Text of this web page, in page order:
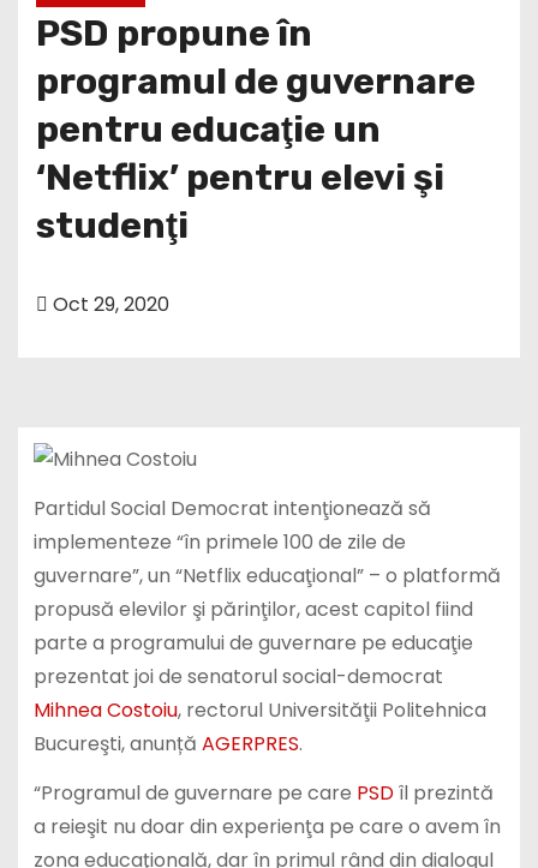
PSD propune în
programul de guvernare
pentru educaţie un
‘Netflix’ pentru elevi şi
studenţi
Oct 29, 2020
Partidul Social Democrat intenţionează să
implementeze “în primele 100 de zile de
guvernare”, un “Netflix educaţional” – o platformă
propusă elevilor şi părinţilor, acest capitol fiind
parte a programului de guvernare pe educaţie
prezentat joi de senatorul social-democrat
Mihnea Costoiu, rectorul Universităţii Politehnica
Bucureşti, anunță AGERPRES.
“Programul de guvernare pe care PSDîl prezintă
a reieşit nu doar din experienţa pe care o avem în
zona educaţională, dar în primul rând din dialogul